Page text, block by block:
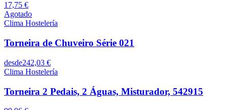
17,75 €
Agotado
Clima Hostelería
Torneira de Chuveiro Série 021
desde242,03 €
Clima Hostelería
Torneira 2 Pedais, 2 Águas, Misturador, 542915